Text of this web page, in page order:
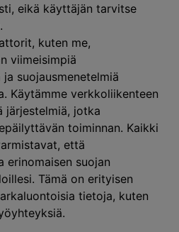
eikä käyttäjän tarvitse
kuten me,
viimeisimpiä
suojausmenetelmiä
Käytämme verkkoliikenteen
järjestelmiä, jotka
toiminnan. Kaikki
että
erinomaisen suojan
Tämä on erityisen
tietoja, kuten